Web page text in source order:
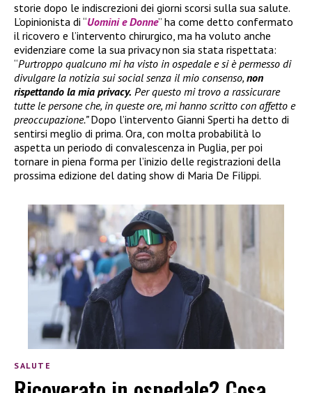
storie dopo le indiscrezioni dei giorni scorsi sulla sua salute.
L’opinionista di “Uomini e Donne” ha come detto confermato
il ricovero e l’intervento chirurgico, ma ha voluto anche
evidenziare come la sua privacy non sia stata rispettata:
“Purtroppo qualcuno mi ha visto in ospedale e si è permesso di
divulgare la notizia sui social senza il mio consenso, non
rispettando la mia privacy. Per questo mi trovo a rassicurare
tutte le persone che, in queste ore, mi hanno scritto con affetto e
preoccupazione.”Dopo l’intervento Gianni Sperti ha detto di
sentirsi meglio di prima. Ora, con molta probabilità lo
aspetta un periodo di convalescenza in Puglia, per poi
tornare in piena forma per l’inizio delle registrazioni della
prossima edizione del dating show di Maria De Filippi.
SALUTE